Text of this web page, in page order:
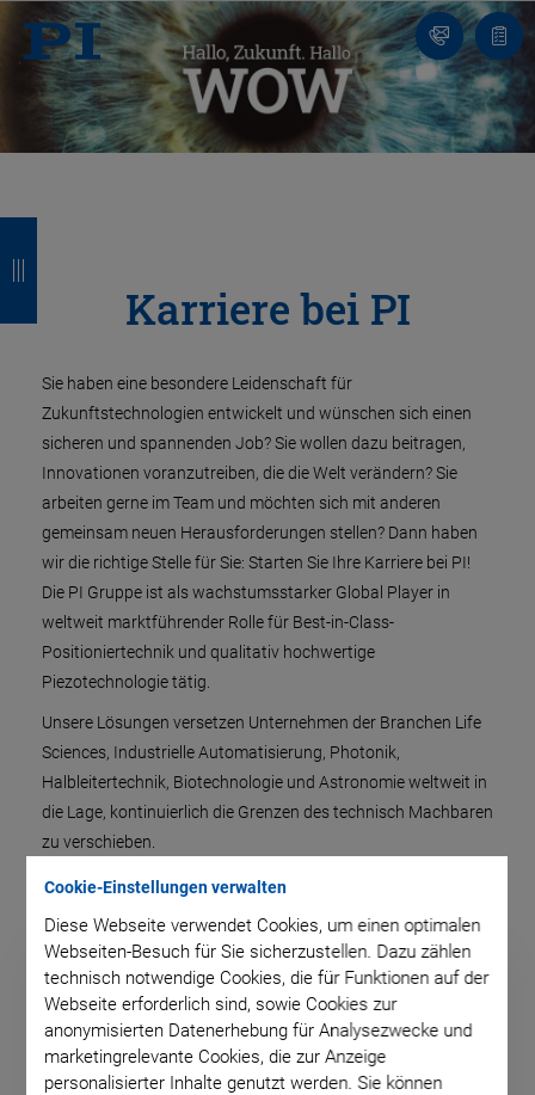
Cookie-Einstellungen verwalten
Diese Webseite verwendet Cookies, um einen optimalen
Webseiten-Besuch für Sie sicherzustellen. Dazu zählen
technisch notwendige Cookies, die für Funktionen auf der
Webseite erforderlich sind, sowie Cookies zur
anonymisierten Datenerhebung für Analysezwecke und
marketingrelevante Cookies, die zur Anzeige
personalisierter Inhalte genutzt werden. Sie können
Kontakt
Karriere bei PI
Sie haben eine besondere Leidenschaft für
Zukunftstechnologien entwickelt und wünschen sich einen
sicheren und spannenden Job? Sie wollen dazu beitragen,
Innovationen voranzutreiben, die die Welt verändern? Sie
arbeiten gerne im Team und möchten sich mit anderen
gemeinsam neuen Herausforderungen stellen? Dann haben
wir die richtige Stelle für Sie: Starten Sie Ihre Karriere bei PI!
Die PI Gruppe ist als wachstumsstarker Global Player in
weltweit marktführender Rolle für Best-in-Class-
Positioniertechnik und qualitativ hochwertige
Piezotechnologie tätig.
Unsere Lösungen versetzen Unternehmen der Branchen Life
Sciences, Industrielle Automatisierung, Photonik,
Halbleitertechnik, Biotechnologie und Astronomie weltweit in
die Lage, kontinuierlich die Grenzen des technisch Machbaren
zu verschieben.
c
k
c
k
c
k
c
k